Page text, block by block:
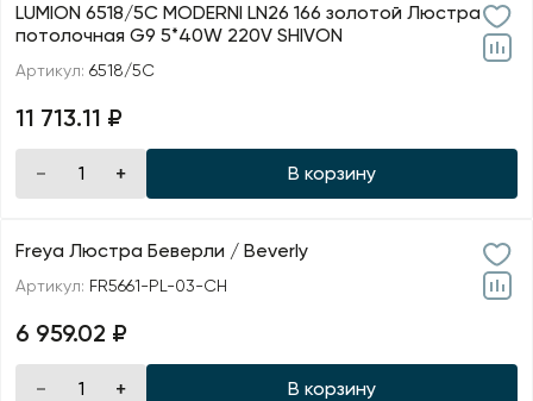
LUMION 6518/5C MODERNI LN26 166 золотой Люстра
потолочная G9 5*40W 220V SHIVON
Артикул: 6518/5C
11 713.11 ₽
В корзину
Freya Люстра Беверли / Beverly
Артикул: FR5661-PL-03-CH
6 959.02 ₽
В корзину